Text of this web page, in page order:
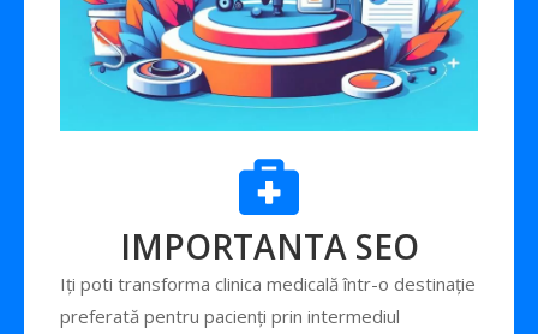
IMPORTANTA SEO
Iți poti transforma clinica medicală într-o destinație
preferată pentru pacienți prin intermediul